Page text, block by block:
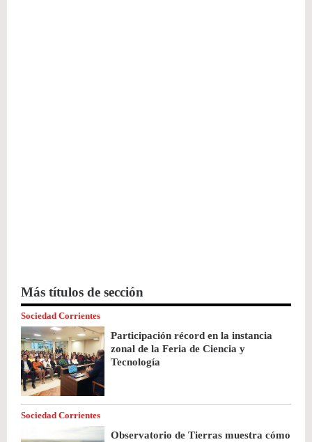
Más títulos de sección
Sociedad Corrientes
Participación récord en la instancia
zonal de la Feria de Ciencia y
Tecnología
Sociedad Corrientes
Observatorio de Tierras muestra cómo